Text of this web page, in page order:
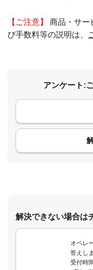
【ご注意】 商品・サー
び手数料等の説明は、
アンケート:
解決できない場合は
オペレ
答えし
受付時